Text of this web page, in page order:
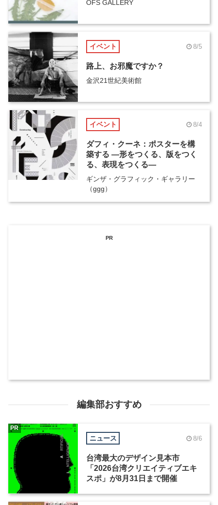
OFS GALLERY
イベント 8/5
路上、お邪魔ですか？
金沢21世紀美術館
イベント 8/4
ダフィ・クーネ：ポスターを構
築する ―形をつくる、版をつく
る、表現をつくる―
ギンザ・グラフィック・ギャラリー
（ggg）
PR
編集部おすすめ
ニュース 8/6
台湾最大のデザイン見本市
「2026台湾クリエイティブエキ
スポ」が8月31日まで開催
PR